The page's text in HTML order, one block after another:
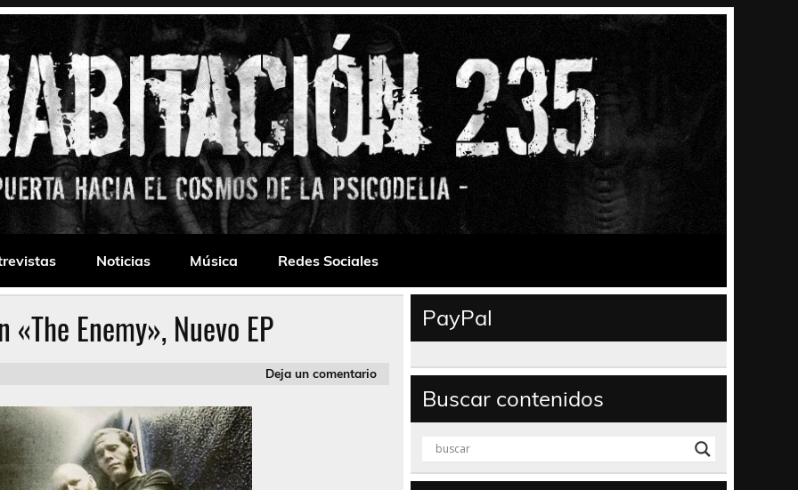
Noticias Música Redes Sociales
«The Enemy», Nuevo EP
Deja un comentario
PayPal
Buscar contenidos